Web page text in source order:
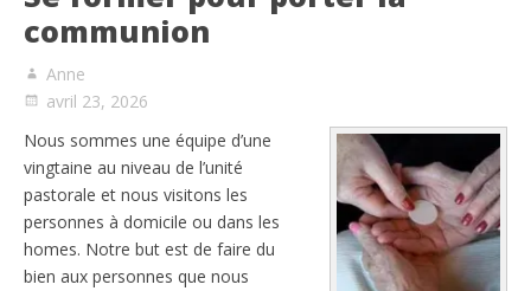
communion
Anne
avril 23, 2026
Nous sommes une équipe d’une
vingtaine au niveau de l’unité
pastorale et nous visitons les
personnes à domicile ou dans les
homes. Notre but est de faire du
bien aux personnes que nous